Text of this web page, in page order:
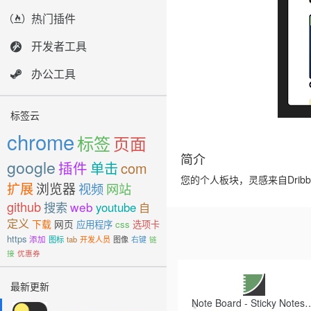
热门插件
开发者工具
办公工具
标签云
chrome标签页面
google 插件 单击com
扩展浏览器 视频网站
github搜索web youtube 自
定义 下载 网页 应用程序 css 选项卡
https 添加 图标 tab 开发人员 图像 右键 链
接 优惠券
最新更新
简介
您的个人板块，灵感来自
Note Board